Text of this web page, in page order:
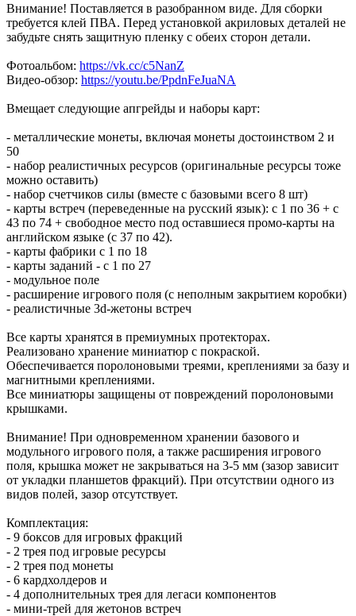
Внимание! Поставляется в разобранном виде. Для сборки
требуется клей ПВА. Перед установкой акриловых деталей не
забудьте снять защитную пленку с обеих сторон детали.
Фотоальбом: https://vk.cc/c5NanZ
Видео-обзор: https://youtu.be/PpdnFeJuaNA
Вмещает следующие апгрейды и наборы карт:
- металлические монеты, включая монеты достоинством 2 и
50
- набор реалистичных ресурсов (оригинальные ресурсы тоже
можно оставить)
- набор счетчиков силы (вместе с базовыми всего 8 шт)
- карты встреч (переведенные на русский язык): с 1 по 36 + с
43 по 74 + свободное место под оставшиеся промо-карты на
английском языке (с 37 по 42).
- карты фабрики с 1 по 18
- карты заданий - с 1 по 27
- модульное поле
- расширение игрового поля (с неполным закрытием коробки)
- реалистичные 3d-жетоны встреч
Все карты хранятся в премиумных протекторах.
Реализовано хранение миниатюр с покраской.
Обеспечивается поролоновыми треями, креплениями за базу и
магнитными креплениями.
Все миниатюры защищены от повреждений поролоновыми
крышками.
Внимание! При одновременном хранении базового и
модульного игрового поля, а также расширения игрового
поля, крышка может не закрываться на 3-5 мм (зазор зависит
от укладки планшетов фракций). При отсутствии одного из
видов полей, зазор отсутствует.
Комплектация:
- 9 боксов для игровых фракций
- 2 трея под игровые ресурсы
- 2 трея под монеты
- 6 кардхолдеров и
- 4 дополнительных трея для легаси компонентов
- мини-трей для жетонов встреч